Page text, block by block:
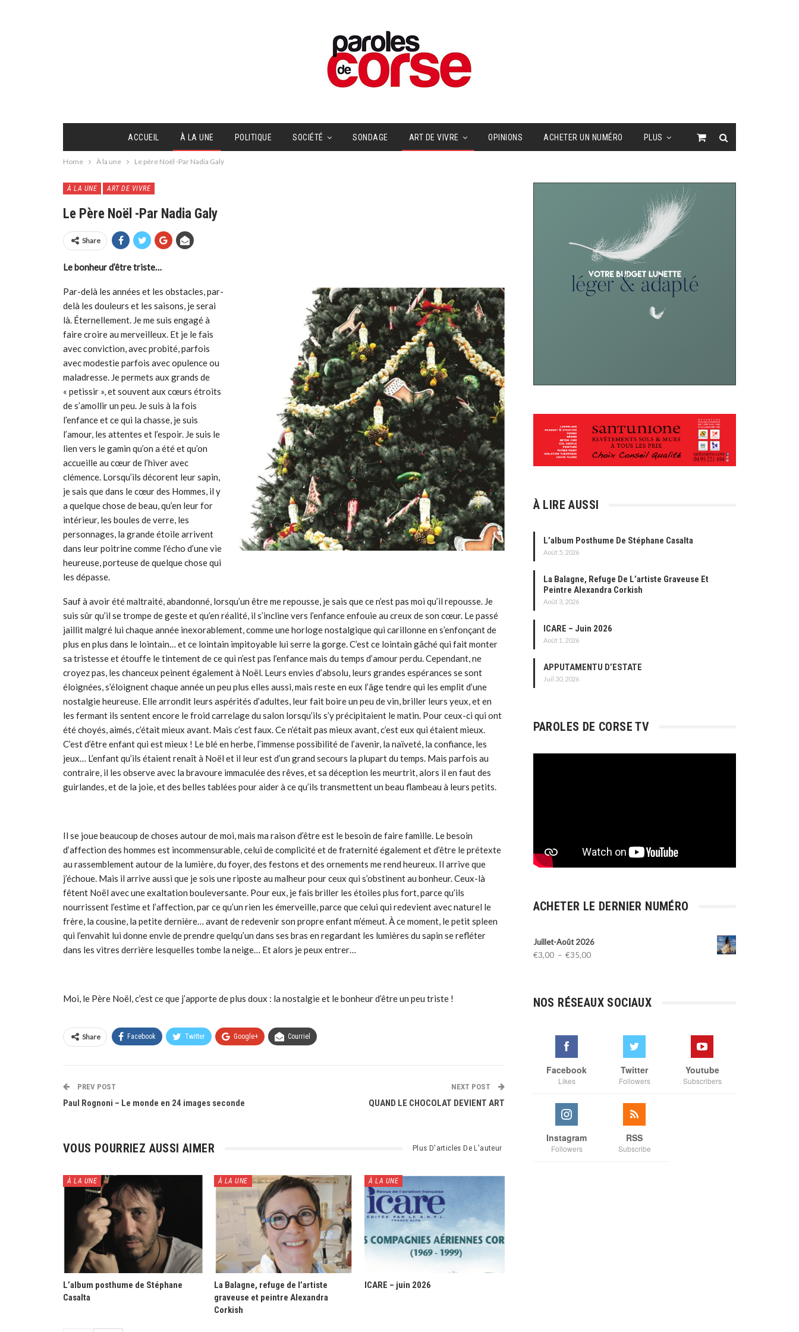
ACCUEIL À LA UNE POLITIQUE SOCIÉTÉ SONDAGE ART DE VIVRE OPINIONS ACHETER UN NUMÉRO PLUS
Home À la une Le père Noël -Par Nadia Galy
À LA UNE ART DE VIVRE
Le Père Noël -Par Nadia Galy
Share
Le bonheur d’être triste…
Par-delà les années et les obstacles, par-
delà les douleurs et les saisons, je serai
là. Éternellement. Je me suis engagé à
faire croire au merveilleux. Et je le fais
avec conviction, avec probité, parfois
avec modestie parfois avec opulence ou
maladresse. Je permets aux grands de
« petissir », et souvent aux cœurs étroits
de s’amollir un peu. Je suis à la fois
l’enfance et ce qui la chasse, je suis
l’amour, les attentes et l’espoir. Je suis le
lien vers le gamin qu’on a été et qu’on
accueille au cœur de l’hiver avec
clémence. Lorsqu’ils décorent leur sapin,
je sais que dans le cœur des Hommes, il y
a quelque chose de beau, qu’en leur for
intérieur, les boules de verre, les
personnages, la grande étoile arrivent
dans leur poitrine comme l’écho d’une vie
heureuse, porteuse de quelque chose qui
les dépasse.
Sauf à avoir été maltraité, abandonné, lorsqu’un être me repousse, je sais que ce n’est pas moi qu’il repousse. Je
suis sûr qu’il se trompe de geste et qu’en réalité, il s’incline vers l’enfance enfouie au creux de son cœur. Le passé
jaillit malgré lui chaque année inexorablement, comme une horloge nostalgique qui carillonne en s’enfonçant de
plus en plus dans le lointain… et ce lointain impitoyable lui serre la gorge. C’est ce lointain gâché qui fait monter
sa tristesse et étouffe le tintement de ce qui n’est pas l’enfance mais du temps d’amour perdu. Cependant, ne
croyez pas, les chanceux peinent également à Noël. Leurs envies d’absolu, leurs grandes espérances se sont
éloignées, s’éloignent chaque année un peu plus elles aussi, mais reste en eux l’âge tendre qui les emplit d’une
nostalgie heureuse. Elle arrondit leurs aspérités d’adultes, leur fait boire un peu de vin, briller leurs yeux, et en
les fermant ils sentent encore le froid carrelage du salon lorsqu’ils s’y précipitaient le matin. Pour ceux-ci qui ont
été choyés, aimés, c’était mieux avant. Mais c’est faux. Ce n’était pas mieux avant, c’est eux qui étaient mieux.
C’est d’être enfant qui est mieux ! Le blé en herbe, l’immense possibilité de l’avenir, la naïveté, la confiance, les
jeux… L’enfant qu’ils étaient renaît à Noël et il leur est d’un grand secours la plupart du temps. Mais parfois au
contraire, il les observe avec la bravoure immaculée des rêves, et sa déception les meurtrit, alors il en faut des
guirlandes, et de la joie, et des belles tablées pour aider à ce qu’ils transmettent un beau flambeau à leurs petits.
Il se joue beaucoup de choses autour de moi, mais ma raison d’être est le besoin de faire famille. Le besoin
d’affection des hommes est incommensurable, celui de complicité et de fraternité également et d’être le prétexte
au rassemblement autour de la lumière, du foyer, des festons et des ornements me rend heureux. Il arrive que
j’échoue. Mais il arrive aussi que je sois une riposte au malheur pour ceux qui s’obstinent au bonheur. Ceux-là
fêtent Noël avec une exaltation bouleversante. Pour eux, je fais briller les étoiles plus fort, parce qu’ils
nourrissent l’estime et l’affection, par ce qu’un rien les émerveille, parce que celui qui redevient avec naturel le
frère, la cousine, la petite dernière… avant de redevenir son propre enfant m’émeut. À ce moment, le petit spleen
qui l’envahit lui donne envie de prendre quelqu’un dans ses bras en regardant les lumières du sapin se refléter
dans les vitres derrière lesquelles tombe la neige… Et alors je peux entrer…
Moi, le Père Noël, c’est ce que j’apporte de plus doux : la nostalgie et le bonheur d’être un peu triste !
Share Facebook Twitter Google+ Courriel
PREV POST
Paul Rognoni – Le monde en 24 images seconde
NEXT POST
QUAND LE CHOCOLAT DEVIENT ART
VOUS POURRIEZ AUSSI AIMER Plus D'articles De L'auteur
À LA UNE
L’album posthume de Stéphane
Casalta
À LA UNE
La Balagne, refuge de l’artiste
graveuse et peintre Alexandra
Corkish
À LA UNE
ICARE – juin 2026
À LIRE AUSSI
L’album Posthume De Stéphane Casalta
Août 5, 2026
La Balagne, Refuge De L’artiste Graveuse Et
Peintre Alexandra Corkish
Août 3, 2026
ICARE – Juin 2026
Août 1, 2026
APPUTAMENTU D’ESTATE
Juil 30, 2026
PAROLES DE CORSE TV
ACHETER LE DERNIER NUMÉRO
Juillet-Août 2026
€3,00 – €35,00Plage
à
NOS RÉSEAUX SOCIAUX
Facebook
Likes
Twitter
Followers
Youtube
Subscribers
Instagram
Followers
RSS
Subscribe